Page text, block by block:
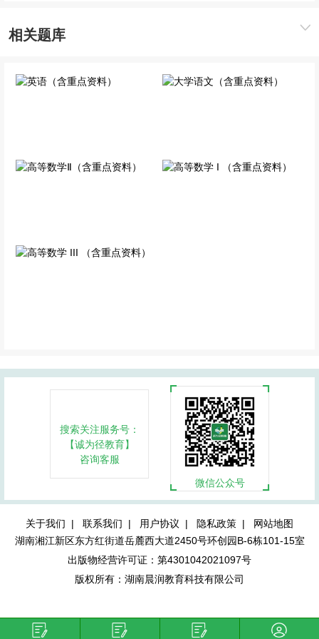
相关题库
搜索关注服务号：
【诚为径教育】
咨询客服
微信公众号
关于我们 | 联系我们 | 用户协议 | 隐私政策 |
网站地图
湖南湘江新区东方红街道岳麓西大道2450号环创园B-6栋101-15室
出版物经营许可证：第4301042021097号
版权所有：湖南晨润教育科技有限公司